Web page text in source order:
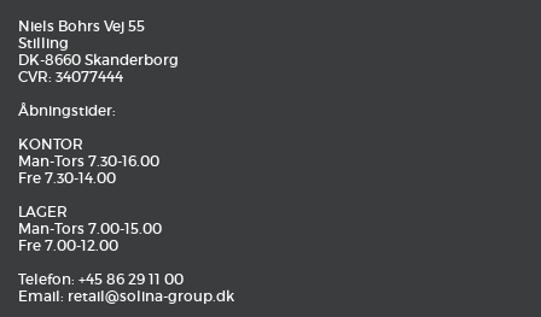
Niels Bohrs Vej 55
Stilling
DK-8660 Skanderborg
CVR: 34077444
Åbningstider:
KONTOR
Man-Tors 7.30-16.00
Fre 7.30-14.00
LAGER
Man-Tors 7.00-15.00
Fre 7.00-12.00
Telefon: +45 86 29 11 00
Email: retail@solina-group.dk